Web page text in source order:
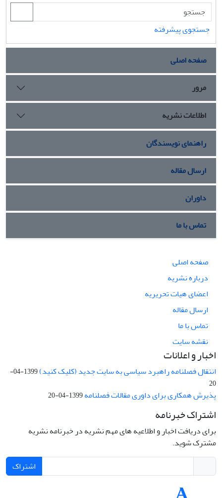
جستجوی پیشرفته
صفحه اصلی
مرور
اطلاعات نشریه
راهنمای نویسندگان
ارسال مقاله
داوران
تماس با ما
صفحه اصلی
درباره نشریه
اعضای هیات تحریریه
ارسال مقاله
تماس با ما
نقشه سایت
اخبار و اعلانات
انتقال فصلنامه راهبرد سیاسی به سایت جدید (کلیک کنید)
1399-04-
20
پذیرش همکاری برای داوری مقالات فصلنامه1399-04-20
اشتراک خبرنامه
برای دریافت اخبار و اطلاعیه های مهم نشریه در خبرنامه نشریه
مشترک شوید.
اشتراک